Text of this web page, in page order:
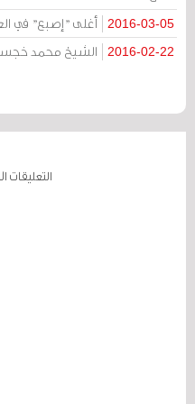
2016-03-05 أغلى "إصبع" في
2016-02-22 الشيخ محمد
التعليقات